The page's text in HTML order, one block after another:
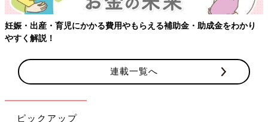
妊娠・出産・育児にかかる費用やもらえる補助金・助成金をわかり
やすく解説！
連載一覧へ
ピックアップ